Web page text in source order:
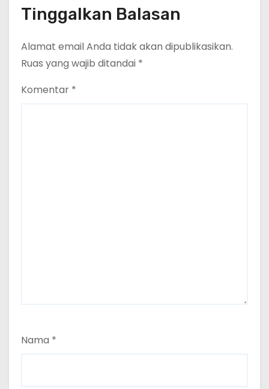
Tinggalkan Balasan
Alamat email Anda tidak akan dipublikasikan.
Ruas yang wajib ditandai *
Komentar *
Nama *